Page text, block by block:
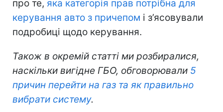
про те, яка категорія прав потрібна для
керування авто з причепом і з’ясовували
подробиці щодо керування.
Також в окремій статті ми розбиралися,
наскільки вигідне ГБО, обговорювали 5
причин перейти на газ та як правильно
вибрати систему.